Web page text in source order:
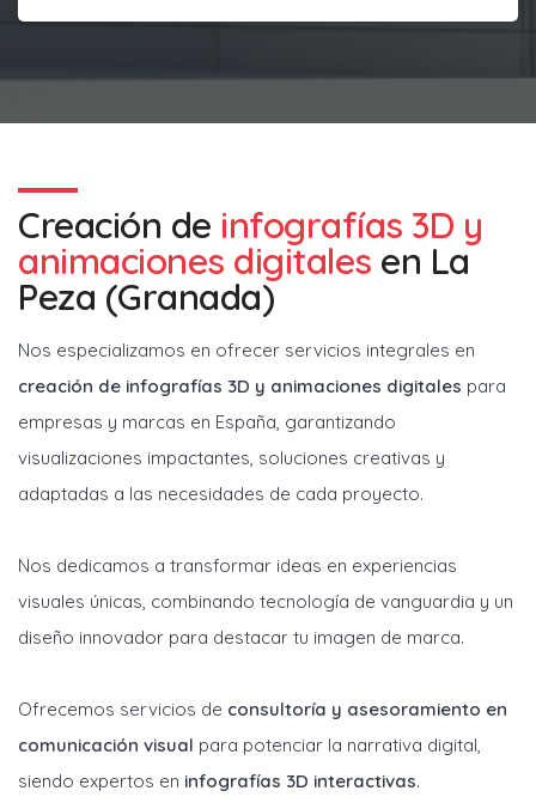
Creación de infografías 3D y
animaciones digitales en La
Peza (Granada)
Nos especializamos en ofrecer servicios integrales en
creación de infografías 3D y animaciones digitales para
empresas y marcas en España, garantizando
visualizaciones impactantes, soluciones creativas y
adaptadas a las necesidades de cada proyecto.
Nos dedicamos a transformar ideas en experiencias
visuales únicas, combinando tecnología de vanguardia y un
diseño innovador para destacar tu imagen de marca.
Ofrecemos servicios de consultoría y asesoramiento en
comunicación visual para potenciar la narrativa digital,
siendo expertos en infografías 3D interactivas.